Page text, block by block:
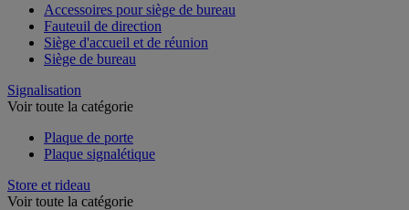
Accessoires pour siège de bureau
Fauteuil de direction
Siège d'accueil et de réunion
Siège de bureau
Signalisation
Voir toute la catégorie
Plaque de porte
Plaque signalétique
Store et rideau
Voir toute la catégorie